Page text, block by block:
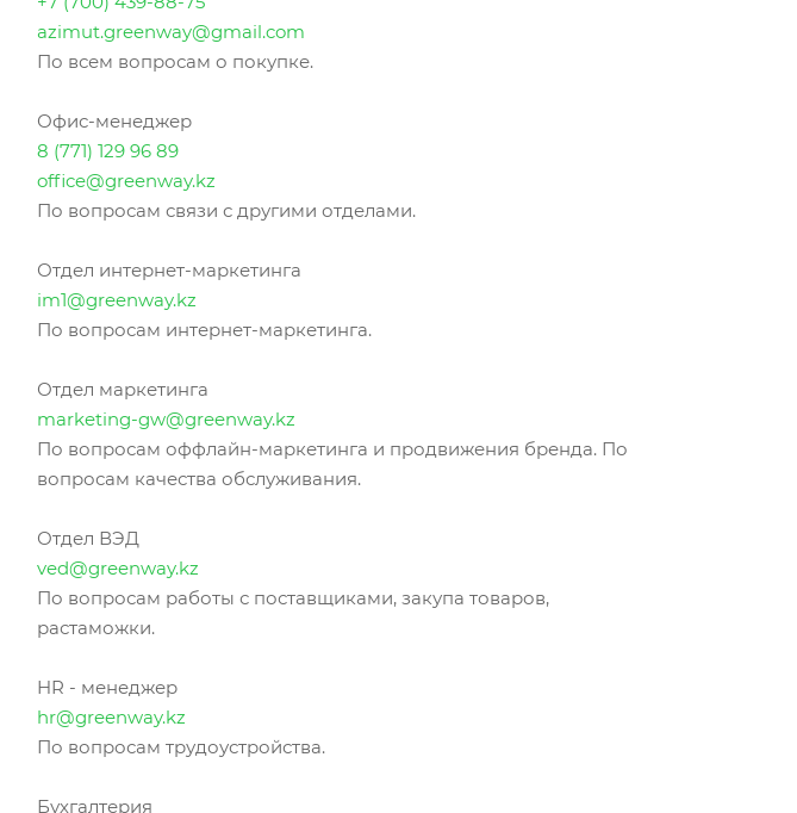
azimut.greenway@gmail.com
По всем вопросам о покупке.
Офис-менеджер
8 (771) 129 96 89
office@greenway.kz
По вопросам связи с другими отделами.
Отдел интернет-маркетинга
im1@greenway.kz
По вопросам интернет-маркетинга.
Отдел маркетинга
marketing-gw@greenway.kz
По вопросам оффлайн-маркетинга и продвижения бренда. По
вопросам качества обслуживания.
Отдел ВЭД
ved@greenway.kz
По вопросам работы с поставщиками, закупа товаров,
растаможки.
HR - менеджер
hr@greenway.kz
По вопросам трудоустройства.
Бухгалтерия